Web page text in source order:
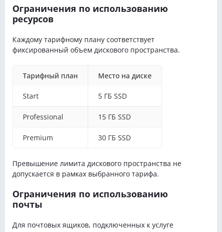
Ограничения по использованию
ресурсов
Каждому тарифному плану соответствует
фиксированный объем дискового пространства.
Тарифный план Место на диске
Start 5 ГБ SSD
Professional 15 ГБ SSD
Premium 30 ГБ SSD
Превышение лимита дискового пространства не
допускается в рамках выбранного тарифа.
Ограничения по использованию
почты
Для почтовых ящиков, подключенных к услуге